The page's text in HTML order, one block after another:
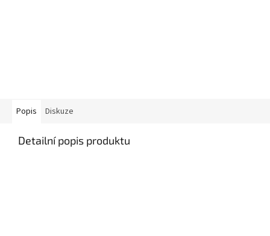
Popis Diskuze
Detailní popis produktu